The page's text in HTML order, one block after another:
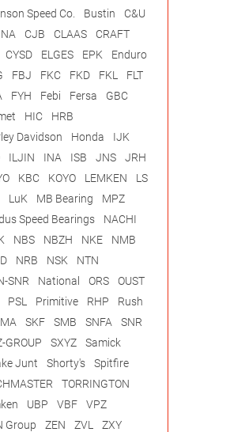
Speed Co.
Bustin
C&U
CJB CLAAS
CRAFT
CYSD ELGES EPK
Enduro
FBJ FKC FKD FKL
FLT
FYH Febi Fersa
GBC
HIC
HRB
Davidson
Honda
IJK
ILJIN INA ISB JNS
JRH
KBC KOYO LEMKEN
LS
LuK MB Bearing
MPZ
Speed Bearings
NACHI
NBS NBZH NKE
NMB
NRB NSK
NTN
SNR
National ORS
OUST
PSL Primitive RHP
Rush
SKF SMB SNFA
SNR
GROUP
SXYZ
Samick
Junt
Shorty's
Spitfire
TORRINGTON
UBP VBF
VPZ
Group
ZEN ZVL
ZXY